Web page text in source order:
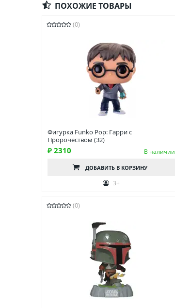
ПОХОЖИЕ ТОВАРЫ
(0)
Фигурка Funko Pop: Гарри с
Пророчеством (32)
₽ 2310 В наличии
ДОБАВИТЬ В КОРЗИНУ
3+
(0)